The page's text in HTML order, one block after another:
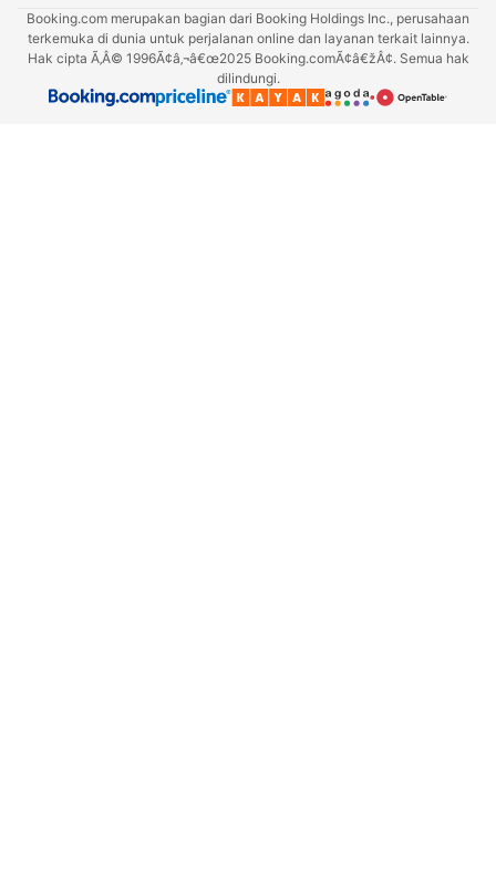
Booking.com merupakan bagian dari Booking Holdings Inc., perusahaan
terkemuka di dunia untuk perjalanan online dan layanan terkait lainnya.
Hak cipta Ã‚Â© 1996Ã¢â‚¬â€œ2025 Booking.comÃ¢â€žÂ¢. Semua hak
dilindungi.